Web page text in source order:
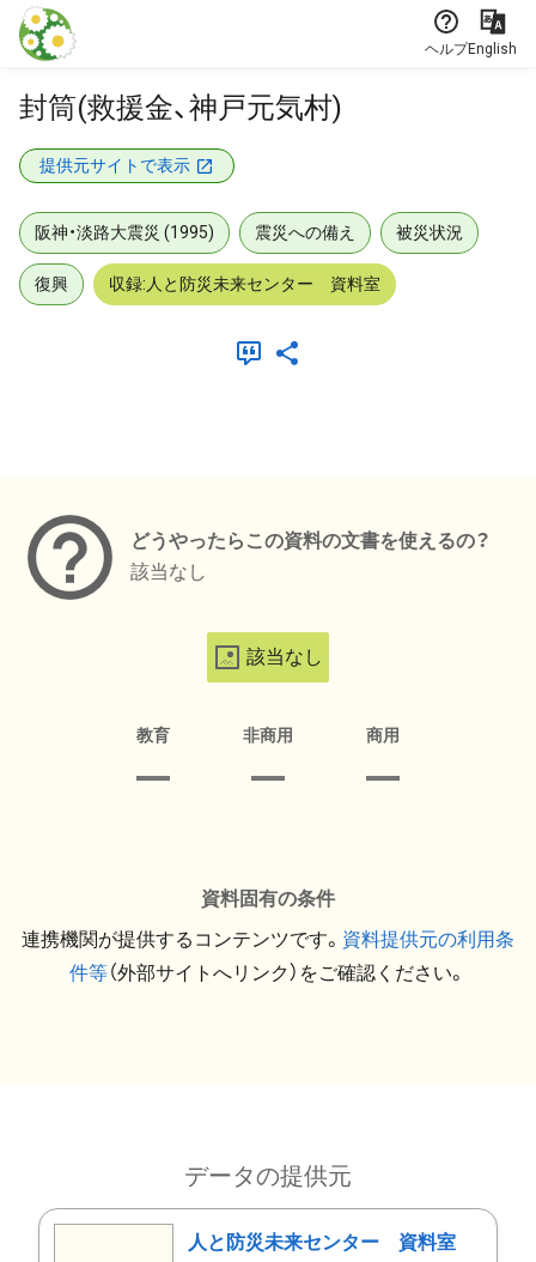
本文に飛ぶ
ヘルプEnglish
封筒(救援金、神戸元気村)
提供元サイトで表示
阪神・淡路大震災 (1995) 震災への備え 被災状況
復興 収録:人と防災未来センター 資料室
どうやったらこの資料の文書を使えるの？
該当なし
該当なし
教育 非商用 商用
資料固有の条件
連携機関が提供するコンテンツです。 資料提供元の利用条
件等（外部サイトへリンク）をご確認ください。
データの提供元
人と防災未来センター 資料室